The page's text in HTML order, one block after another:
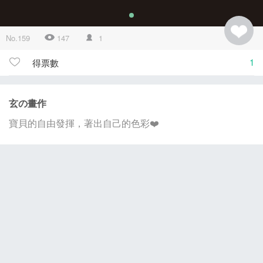
No.159 147 1
得票數 1
玄の畫作
寶貝的自由發揮，著出自己的色彩❤️